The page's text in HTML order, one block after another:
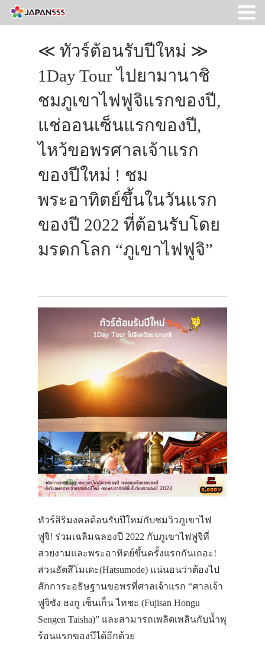
≪ ทัวร์ต้อนรับปีใหม่ ≫
1Day Tour ไปยามานาชิ
ชมภูเขาไฟฟูจิแรกของปี,
แช่ออนเซ็นแรกของปี,
ไหว้ขอพรศาลเจ้าแรก
ของปีใหม่ ! ชม
พระอาทิตย์ขึ้นในวันแรก
ของปี 2022 ที่ต้อนรับโดย
มรดกโลก “ภูเขาไฟฟูจิ”
ทัวร์สิริมงคลต้อนรับปีใหม่กับชมวิวภูเขาไฟ
ฟูจิ! ร่วมเฉลิมฉลองปี 2022 กับภูเขาไฟฟูจิที่
สวยงามและพระอาทิตย์ขึ้นครั้งแรกกันเถอะ!
ส่วนฮัตสึโมเดะ(Hatsumode) แน่นอนว่าต้องไป
สักการะอธิษฐานขอพรที่ศาลเจ้าแรก “ศาลเจ้า
ฟูจิซัง ฮงกู เซ็นเก็น ไทชะ (Fujisan Hongu
Sengen Taisha)” และสามารถเพลิดเพลินกับน้ำพุ
ร้อนแรกของปีได้อีกด้วย